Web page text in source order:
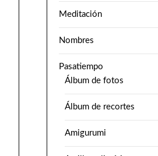
Meditación
Nombres
Pasatiempo
Álbum de fotos
Álbum de recortes
Amigurumi